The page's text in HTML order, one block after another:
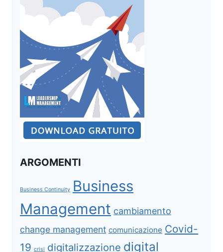
ARGOMENTI
Business Continuity Business
Management cambiamento
change management comunicazione Covid-
19 crisi digitalizzazione digital